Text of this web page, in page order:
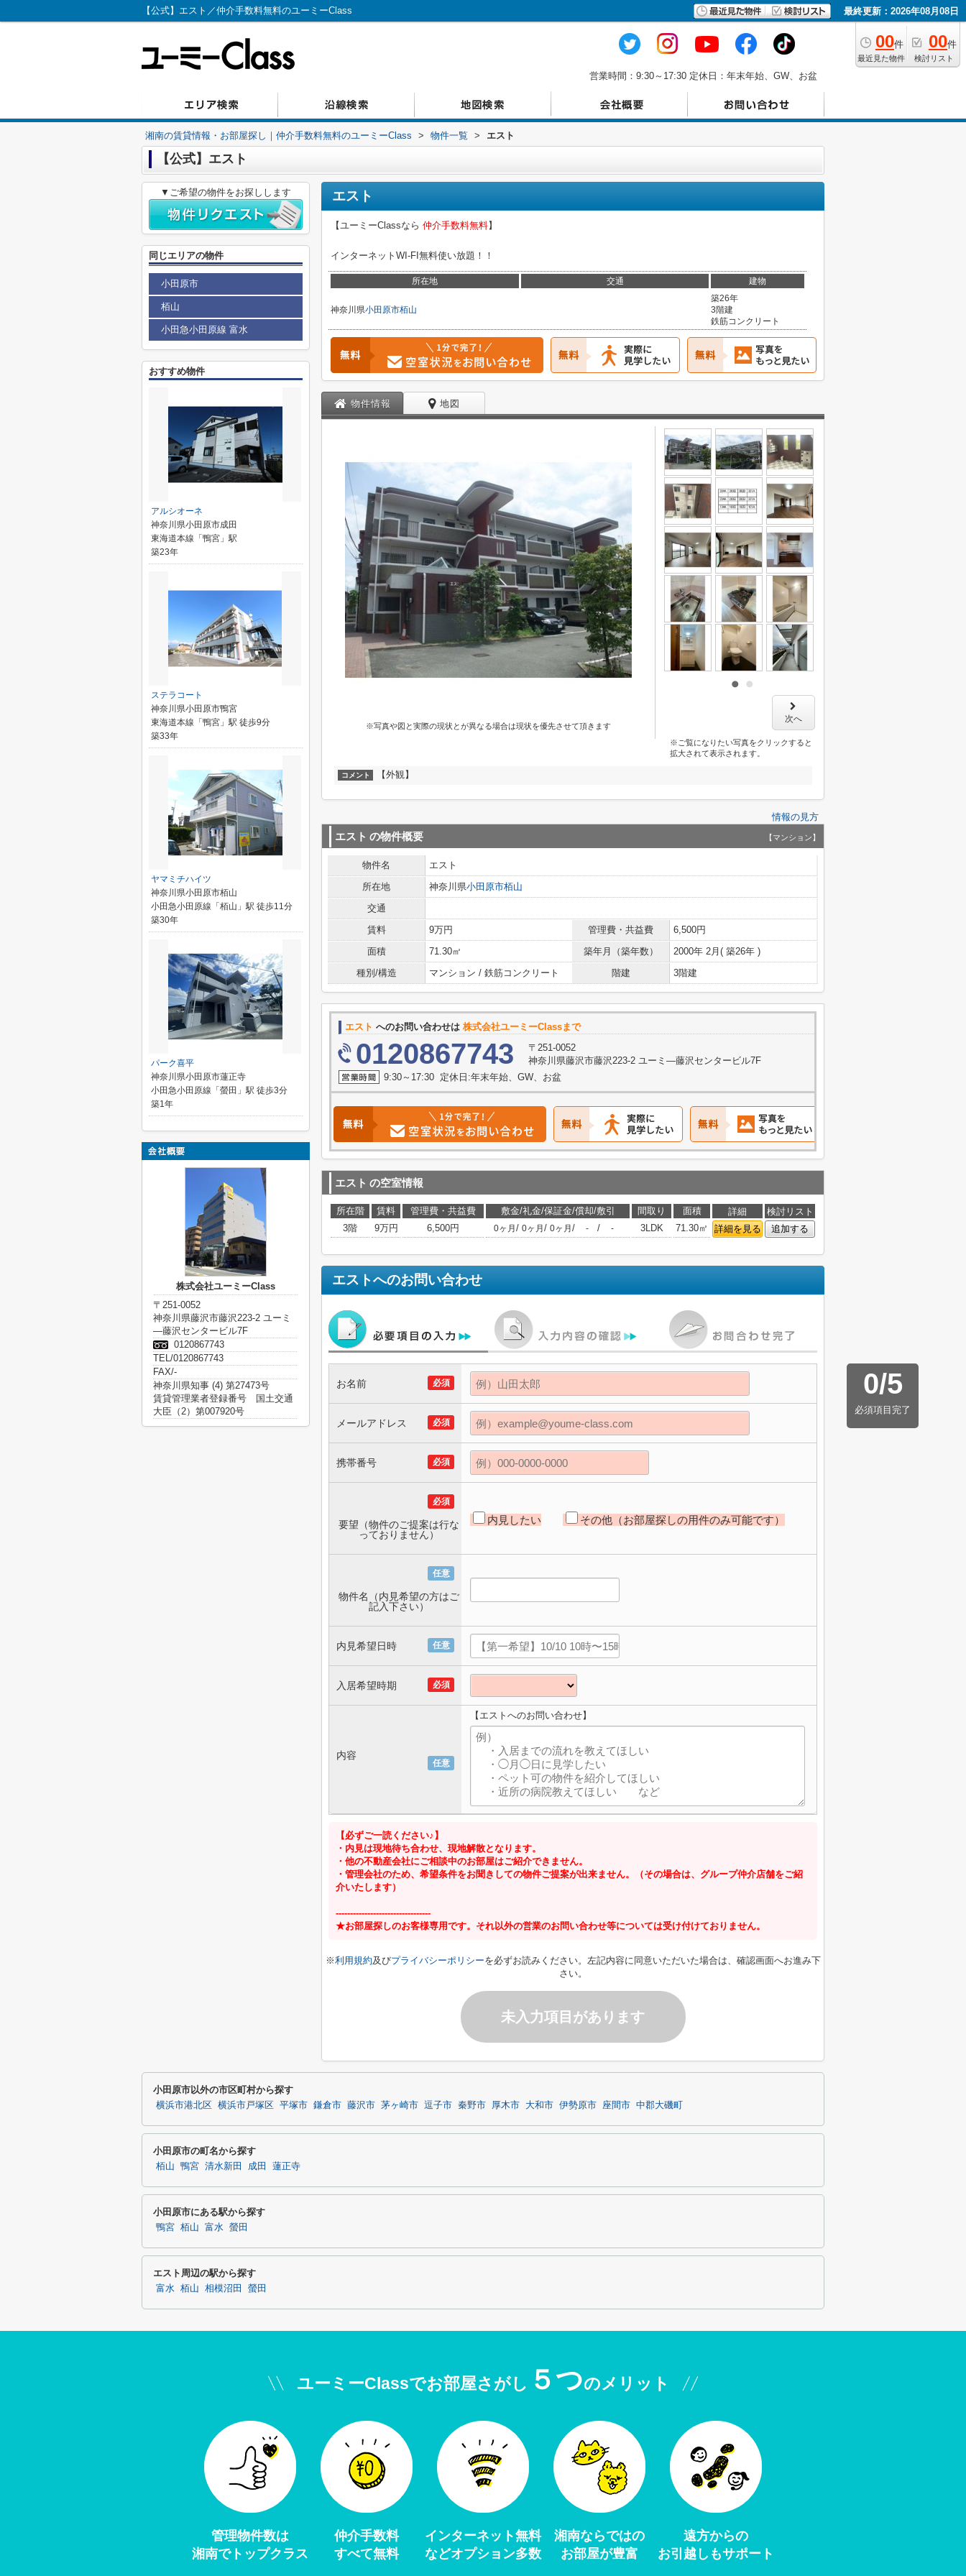
【公式】エスト／仲介手数料無料のユーミーClass 最終更新：2026年08月08日
00件
最近見た物件
00件
検討リスト
営業時間：9:30～17:30 定休日：年末年始、GW、お盆
湘南の賃貸情報・お部屋探し｜仲介手数料無料のユーミーClass > 物件一覧 > エスト
【公式】エスト
エスト
【ユーミーClassなら 仲介手数料無料】
インターネットWI-FI無料使い放題！！
所在地 交通 建物
神奈川県小田原市栢山
築26年
3階建
鉄筋コンクリート
物件情報 地図
※写真や図と実際の現状とが異なる場合は現状を優先させて頂きます
次へ
※ご覧になりたい写真をクリックすると
拡大されて表示されます。
コメント 【外観】
情報の見方
エスト の物件概要 【マンション】
物件名
エスト
所在地
神奈川県小田原市栢山
交通
賃料
9万円 管理費・共益費
6,500円
面積
71.30㎡ 築年月（築年数）
2000年 2月( 築26年 )
種別/構造
マンション / 鉄筋コンクリート 階建 3階建
エスト へのお問い合わせは 株式会社ユーミーClassまで
0120867743
〒251-0052
神奈川県藤沢市藤沢223-2 ユーミ―藤沢センタービル7F
9:30～17:30 定休日:年末年始、GW、お盆
エスト の空室情報
所在階 賃料 管理費・共益費 敷金/礼金/保証金/償却/敷引 間取り 面積 詳細
検討リスト
3階
9万円 6,500円 0ヶ月 / 0ヶ月 / 0ヶ月 / - / - 3LDK 71.30㎡ 詳細を見る 追加する
エストへのお問い合わせ
0/5
必須項目完了
必須
お名前
必須
メールアドレス
必須
携帯番号
必須
要望（物件のご提案は行な
っておりません）
内見したい その他（お部屋探しの用件のみ可能です）
任意
物件名（内見希望の方はご
記入下さい）
任意
内見希望日時
必須
入居希望時期
任意
内容
【エストへのお問い合わせ】
【必ずご一読ください♪】
・内見は現地待ち合わせ、現地解散となります。
・他の不動産会社にご相談中のお部屋はご紹介できません。
・管理会社のため、希望条件をお聞きしての物件ご提案が出来ません。（その場合は、グループ仲介店舗をご紹
介いたします）
---------------------------------
★お部屋探しのお客様専用です。それ以外の営業のお問い合わせ等については受け付けておりません。
※利用規約及びプライバシーポリシーを必ずお読みください。左記内容に同意いただいた場合は、確認画面へお進み下
さい。
未入力項目があります
▼ご希望の物件をお探しします
同じエリアの物件
小田原市
栢山
小田急小田原線 富水
おすすめ物件
アルシオーネ
神奈川県小田原市成田
東海道本線「鴨宮」駅
築23年
ステラコート
神奈川県小田原市鴨宮
東海道本線「鴨宮」駅 徒歩9分
築33年
ヤマミチハイツ
神奈川県小田原市栢山
小田急小田原線「栢山」駅 徒歩11分
築30年
パーク喜平
神奈川県小田原市蓮正寺
小田急小田原線「螢田」駅 徒歩3分
築1年
株式会社ユーミーClass
〒251-0052
神奈川県藤沢市藤沢223-2 ユーミ
―藤沢センタービル7F
0120867743
TEL/0120867743
FAX/-
神奈川県知事 (4) 第27473号
賃貸管理業者登録番号 国土交通
大臣（2）第007920号
小田原市以外の市区町村から探す
横浜市港北区 横浜市戸塚区 平塚市 鎌倉市 藤沢市 茅ヶ崎市 逗子市 秦野市 厚木市 大和市 伊勢原市 座間市 中郡大磯町
小田原市の町名から探す
栢山 鴨宮 清水新田 成田 蓮正寺
小田原市にある駅から探す
鴨宮 栢山 富水 螢田
エスト周辺の駅から探す
富水 栢山 相模沼田 螢田
ユーミーClassでお部屋さがし ５つのメリット
管理物件数は
湘南でトップクラス
仲介手数料
すべて無料
インターネット無料
などオプション多数
湘南ならではの
お部屋が豊富
遠方からの
お引越しもサポート